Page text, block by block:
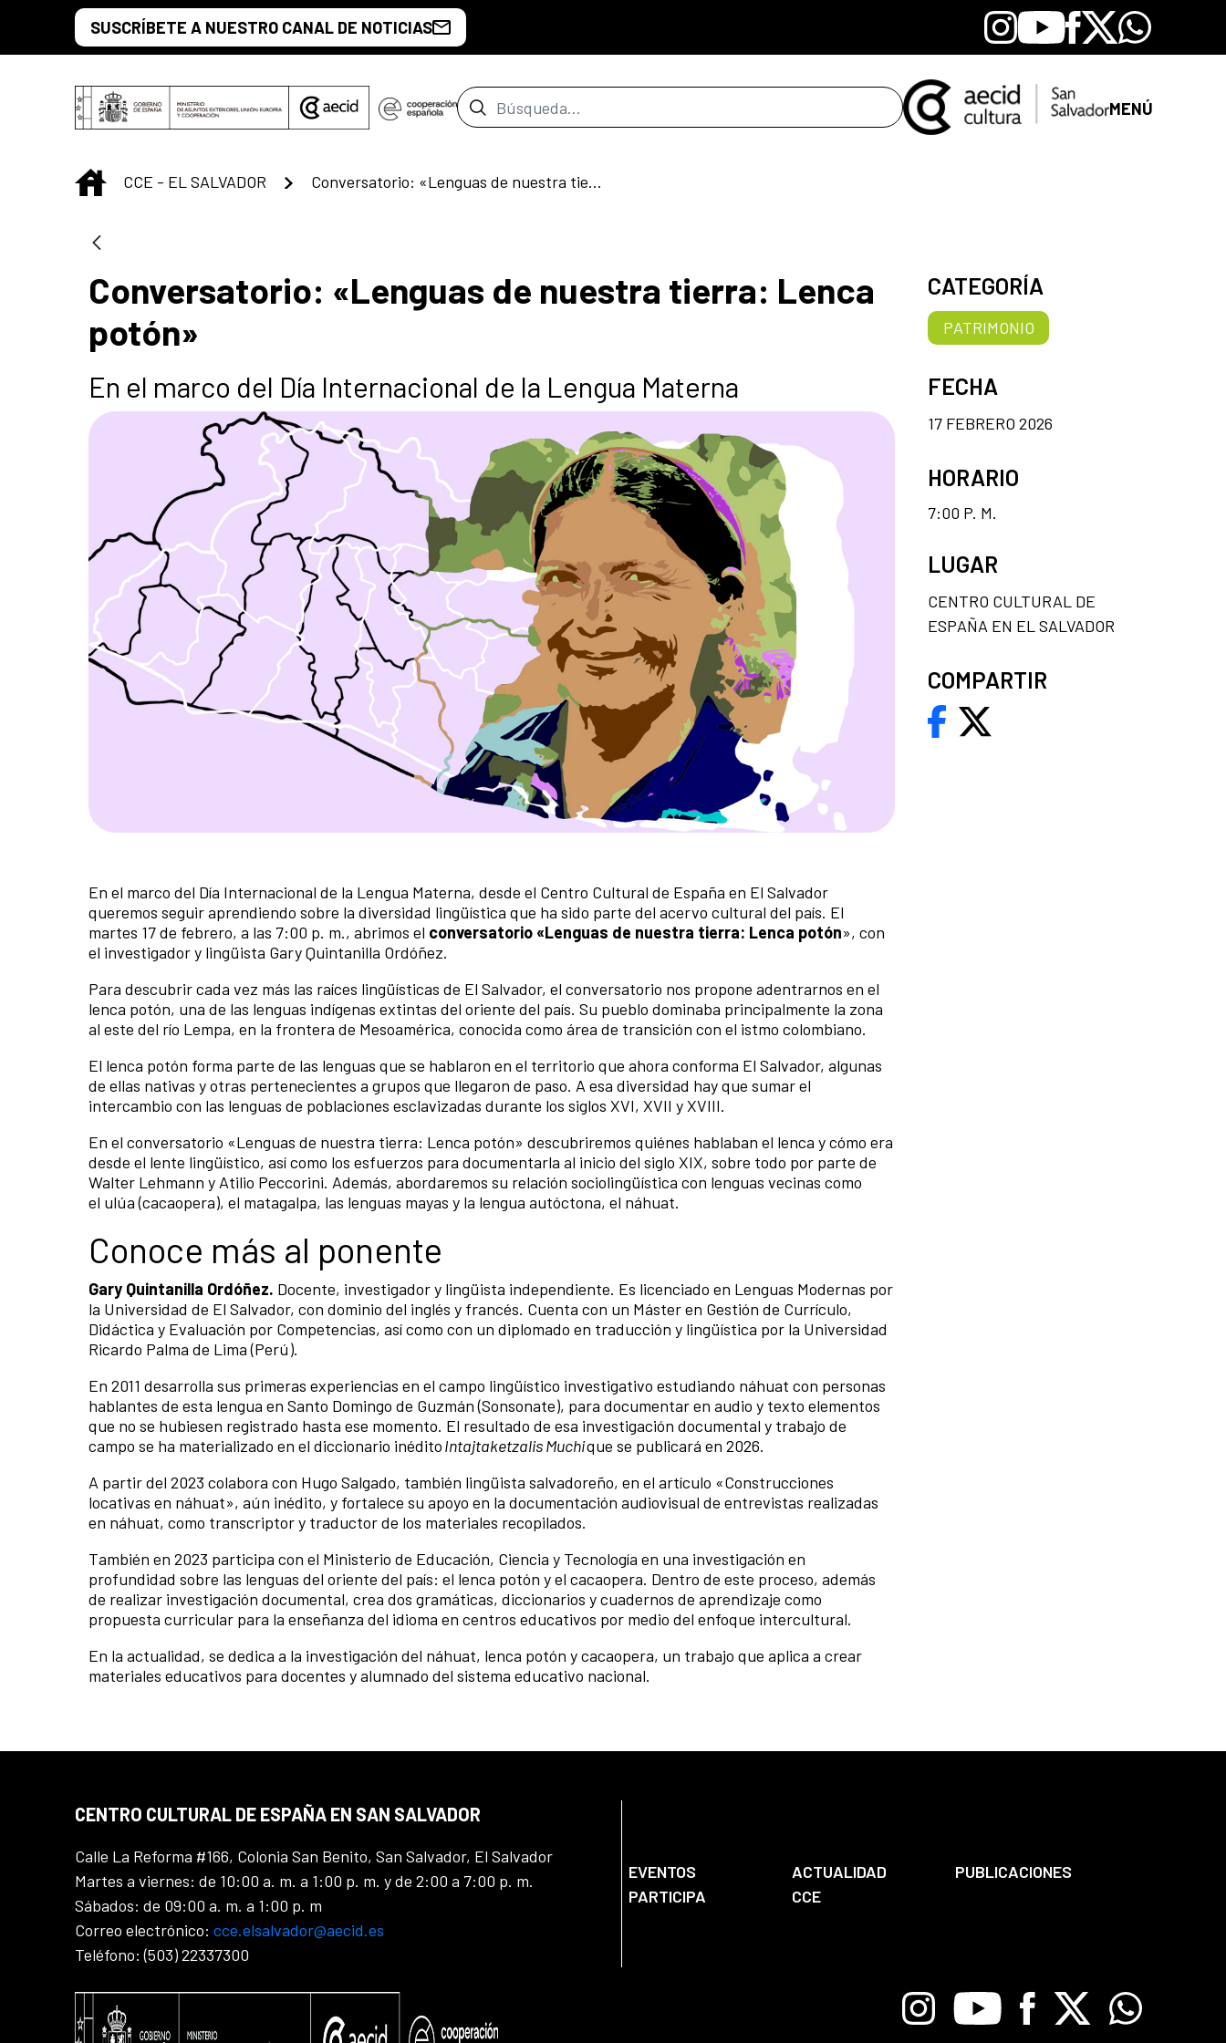
Saltar al contenido principal
SUSCRÍBETE A NUESTRO CANAL DE NOTICIAS Instagram
YoutubeFacebook
X Whatsapp
Barra de búsqueda MENÚ
INICIO
CCE - EL SALVADOR Conversatorio: «Lenguas de nuestra tierra: Lenca potón»
Conversatorio: «Lenguas de nuestra tierra: Lenca
potón»
En el marco del Día Internacional de la Lengua Materna
En el marco del Día Internacional de la Lengua Materna, desde el Centro Cultural de España en El Salvador
queremos seguir aprendiendo sobre la diversidad lingüística que ha sido parte del acervo cultural del país. El
martes 17 de febrero, a las 7:00 p. m., abrimos el conversatorio «Lenguas de nuestra tierra: Lenca potón», con
el investigador y lingüista Gary Quintanilla Ordóñez.
Para descubrir cada vez más las raíces lingüísticas de El Salvador, el conversatorio nos propone adentrarnos en el
lenca potón, una de las lenguas indígenas extintas del oriente del país. Su pueblo dominaba principalmente la zona
al este del río Lempa, en la frontera de Mesoamérica, conocida como área de transición con el istmo colombiano.
El lenca potón forma parte de las lenguas que se hablaron en el territorio que ahora conforma El Salvador, algunas
de ellas nativas y otras pertenecientes a grupos que llegaron de paso. A esa diversidad hay que sumar el
intercambio con las lenguas de poblaciones esclavizadas durante los siglos XVI, XVII y XVIII.
En el conversatorio «Lenguas de nuestra tierra: Lenca potón» descubriremos quiénes hablaban el lenca y cómo era
desde el lente lingüístico, así como los esfuerzos para documentarla al inicio del siglo XIX, sobre todo por parte de
Walter Lehmann y Atilio Peccorini. Además, abordaremos su relación sociolingüística con lenguas vecinas como
el ulúa (cacaopera), el matagalpa, las lenguas mayas y la lengua autóctona, el náhuat.
Conoce más al ponente
Gary Quintanilla Ordóñez. Docente, investigador y lingüista independiente. Es licenciado en Lenguas Modernas por
la Universidad de El Salvador, con dominio del inglés y francés. Cuenta con un Máster en Gestión de Currículo,
Didáctica y Evaluación por Competencias, así como con un diplomado en traducción y lingüística por la Universidad
Ricardo Palma de Lima (Perú).
En 2011 desarrolla sus primeras experiencias en el campo lingüístico investigativo estudiando náhuat con personas
hablantes de esta lengua en Santo Domingo de Guzmán (Sonsonate), para documentar en audio y texto elementos
que no se hubiesen registrado hasta ese momento. El resultado de esa investigación documental y trabajo de
campo se ha materializado en el diccionario inéditoIntajtaketzalis Muchique se publicará en 2026.
A partir del 2023 colabora con Hugo Salgado, también lingüista salvadoreño, en el artículo «Construcciones
locativas en náhuat», aún inédito, y fortalece su apoyo en la documentación audiovisual de entrevistas realizadas
en náhuat, como transcriptor y traductor de los materiales recopilados.
También en 2023 participa con el Ministerio de Educación, Ciencia y Tecnología en una investigación en
profundidad sobre las lenguas del oriente del país: el lenca potón y el cacaopera. Dentro de este proceso, además
de realizar investigación documental, crea dos gramáticas, diccionarios y cuadernos de aprendizaje como
propuesta curricular para la enseñanza del idioma en centros educativos por medio del enfoque intercultural.
En la actualidad, se dedica a la investigación del náhuat, lenca potón y cacaopera, un trabajo que aplica a crear
materiales educativos para docentes y alumnado del sistema educativo nacional.
CATEGORÍA
PATRIMONIO
FECHA
17 FEBRERO 2026
HORARIO
7:00 P. M.
LUGAR
CENTRO CULTURAL DE
ESPAÑA EN EL SALVADOR
COMPARTIR
CENTRO CULTURAL DE ESPAÑA EN SAN SALVADOR
Calle La Reforma #166, Colonia San Benito, San Salvador, El Salvador
Martes a viernes: de 10:00 a. m. a 1:00 p. m. y de 2:00 a 7:00 p. m.
Sábados: de 09:00 a. m. a 1:00 p. m
Correo electrónico: cce.elsalvador@aecid.es
Teléfono: (503) 22337300
EVENTOS ACTUALIDAD
PUBLICACIONES
PARTICIPA
CCE
InstagramYoutube Facebook
X Whatsapp